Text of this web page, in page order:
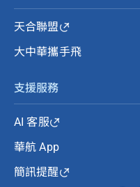
天合聯盟
大中華攜手飛
支援服務
AI 客服
華航 App
簡訊提醒